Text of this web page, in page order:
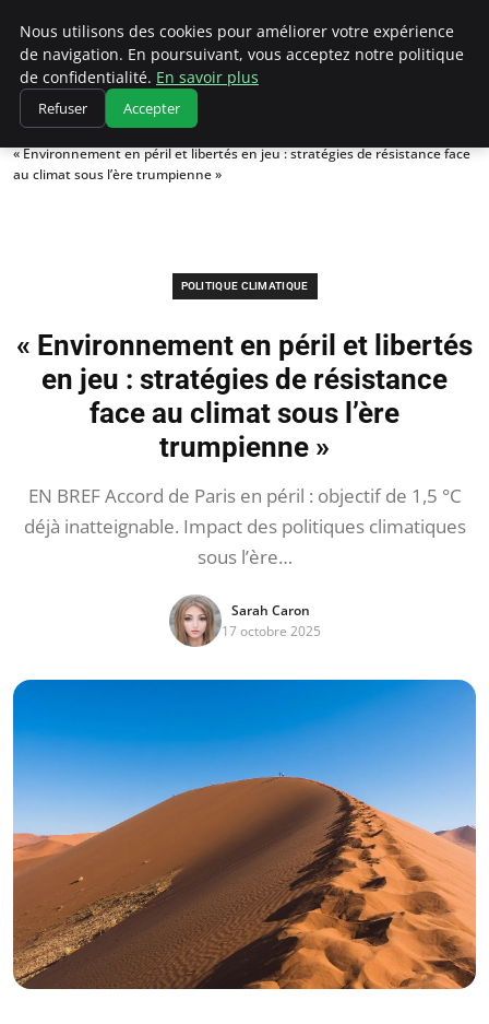
Climatedebtagents
Accueil
Politique climatique
« Environnement en péril et libertés en jeu : stratégies de résistance face
au climat sous l’ère trumpienne »
POLITIQUE CLIMATIQUE
« Environnement en péril et libertés
en jeu : stratégies de résistance
face au climat sous l’ère
trumpienne »
EN BREF Accord de Paris en péril : objectif de 1,5 °C
déjà inatteignable. Impact des politiques climatiques
sous l’ère…
Sarah Caron
17 octobre 2025
Nous utilisons des cookies pour améliorer votre expérience
de navigation. En poursuivant, vous acceptez notre politique
de confidentialité. En savoir plus
Refuser Accepter